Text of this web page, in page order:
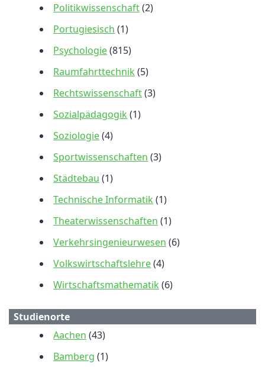
Politikwissenschaft(2)
Portugiesisch (1)
Psychologie(815)
Raumfahrttechnik (5)
Rechtswissenschaft(3)
Sozialpädagogik (1)
Soziologie(4)
Sportwissenschaften (3)
Städtebau (1)
Technische Informatik (1)
Theaterwissenschaften (1)
Verkehrsingenieurwesen (6)
Volkswirtschaftslehre(4)
Wirtschaftsmathematik (6)
Studienorte
Aachen (43)
Bamberg (1)